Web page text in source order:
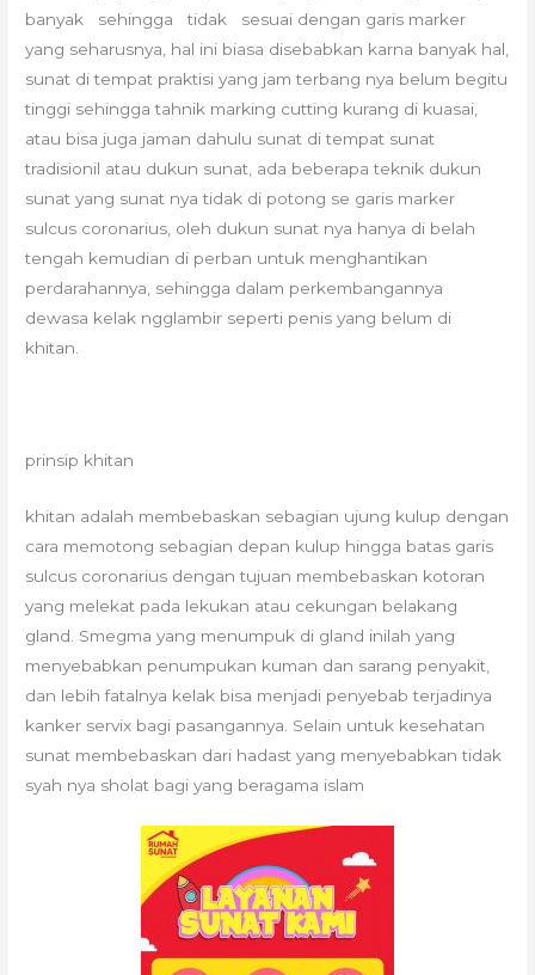
banyak sehingga tidak sesuai dengan garis marker
yang seharusnya, hal ini biasa disebabkan karna banyak hal,
sunat di tempat praktisi yang jam terbang nya belum begitu
tinggi sehingga tahnik marking cutting kurang di kuasai,
atau bisa juga jaman dahulu sunat di tempat sunat
tradisionil atau dukun sunat, ada beberapa teknik dukun
sunat yang sunat nya tidak di potong se garis marker
sulcus coronarius, oleh dukun sunat nya hanya di belah
tengah kemudian di perban untuk menghantikan
perdarahannya, sehingga dalam perkembangannya
dewasa kelak ngglambir seperti penis yang belum di
khitan.
prinsip khitan
khitan adalah membebaskan sebagian ujung kulup dengan
cara memotong sebagian depan kulup hingga batas garis
sulcus coronarius dengan tujuan membebaskan kotoran
yang melekat pada lekukan atau cekungan belakang
gland. Smegma yang menumpuk di gland inilah yang
menyebabkan penumpukan kuman dan sarang penyakit,
dan lebih fatalnya kelak bisa menjadi penyebab terjadinya
kanker servix bagi pasangannya. Selain untuk kesehatan
sunat membebaskan dari hadast yang menyebabkan tidak
syah nya sholat bagi yang beragama islam